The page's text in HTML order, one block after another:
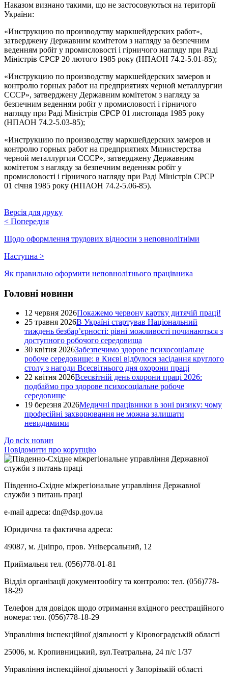
Наказом визнано такими, що не застосовуються на території
України:
«Инструкцию по производству маркшейдерских работ»,
затверджену Державним комітетом з нагляду за безпечним
веденням робіт у промисловості і гірничого нагляду при Раді
Міністрів СРСР 20 лютого 1985 року (НПАОН 74.2-5.01-85);
«Инструкцию по производству маркшейдерских замеров и
контролю горных работ на предприятиях черной металлургии
СССР», затверджену Державним комітетом з нагляду за
безпечним веденням робіт у промисловості і гірничого
нагляду при Раді Міністрів СРСР 01 листопада 1985 року
(НПАОН 74.2-5.03-85);
«Инструкцию по производству маркшейдерских замеров и
контролю горных работ на предприятиях Министерства
черной металлургии СССР», затверджену Державним
комітетом з нагляду за безпечним веденням робіт у
промисловості і гірничого нагляду при Раді Міністрів СРСР
01 січня 1985 року (НПАОН 74.2-5.06-85).
Версія для друку
< Попередня
Щодо оформлення трудових відносин з неповнолітніми
Наступна >
Як правильно оформити неповнолітнього працівника
Головні новини
12 червня 2026Покажемо червону картку дитячій праці!
25 травня 2026В Україні стартував Національний
тиждень безбар’єрності: рівні можливості починаються з
доступного робочого середовища
30 квітня 2026Забезпечимо здорове психосоціальне
робоче середовище: в Києві відбулося засідання круглого
столу з нагоди Всесвітнього дня охорони праці
22 квітня 2026Всесвітній день охорони праці 2026:
подбаймо про здорове психосоціальне робоче
середовище
19 березня 2026Медичні працівники в зоні ризику: чому
професійні захворювання не можна залишати
невидимими
До всіх новин
Повідомити про корупцію
Південно-Східне міжрегіональне управління Державної
служби з питань праці
e-mail адреса: dn@dsp.gov.ua
Юридична та фактична адреса:
49087, м. Дніпро, пров. Універсальний, 12
Приймальня тел. (056)778-01-81
Відділ організації документообігу та контролю: тел. (056)778-
18-29
Телефон для довідок щодо отримання вхідного реєстраційного
номера: тел. (056)778-18-29
Управління інспекційної діяльності у Кіровоградській області
25006, м. Кропивницький, вул.Театральна, 24 п/с 1/37
Управління інспекційної діяльності у Запорізькій області